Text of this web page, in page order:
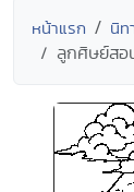
หน้าแรก นิ
ลูกศิษย์สอ